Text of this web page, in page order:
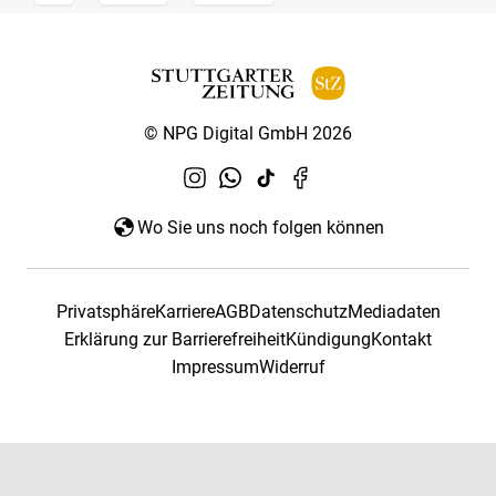
© NPG Digital GmbH 2026
Wo Sie uns noch folgen können
PrivatsphäreKarriereAGBDatenschutzMediadaten
Erklärung zur BarrierefreiheitKündigungKontakt
ImpressumWiderruf